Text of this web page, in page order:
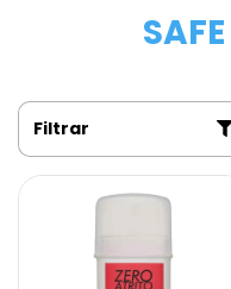
Filtrar